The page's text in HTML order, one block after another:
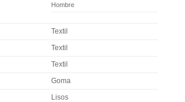
Hombre
Textil
Textil
Textil
Goma
Lisos